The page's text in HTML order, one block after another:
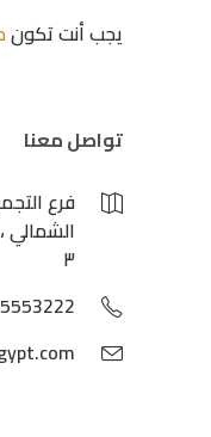
يجب أنت تكون
تواصل معنا
فرع
الشمالي
٣